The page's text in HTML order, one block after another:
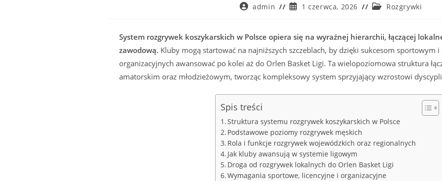
Postadmin
Post1 czerwca, 2026
Post Rozgrywki
System rozgrywek koszykarskich w Polsce opiera się na wyraźnej hierarchii, łączącej
zawodową. Kluby mogą startować na najniższych szczeblach, by dzięki sukcesom sportowym i
organizacyjnych awansować po kolei aż do Orlen Basket Ligi. Ta wielopoziomowa struktura
amatorskim oraz młodzieżowym, tworząc kompleksowy system sprzyjający wzrostowi
Spis treści
Struktura systemu rozgrywek koszykarskich w Polsce
Podstawowe poziomy rozgrywek męskich
Rola i funkcje rozgrywek wojewódzkich oraz regionalnych
Jak kluby awansują w systemie ligowym
Droga od rozgrywek lokalnych do Orlen Basket Ligi
Wymagania sportowe, licencyjne i organizacyjne